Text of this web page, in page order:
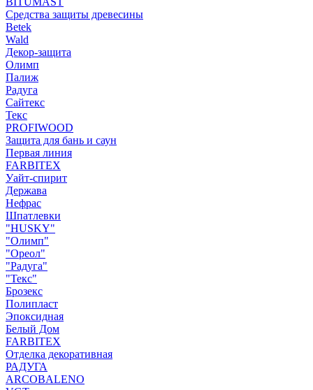
Средства защиты древесины
Betek
Wald
Декор-защита
Олимп
Палиж
Радуга
Сайтекс
Текс
PROFIWOOD
Защита для бань и саун
Первая линия
FARBITEX
Уайт-спирит
Держава
Нефрас
Шпатлевки
"HUSKY"
"Олимп"
"Ореол"
"Радуга"
"Текс"
Брозекс
Полипласт
Эпоксидная
Белый Дом
FARBITEX
Отделка декоративная
РАДУГА
ARCOBALENO